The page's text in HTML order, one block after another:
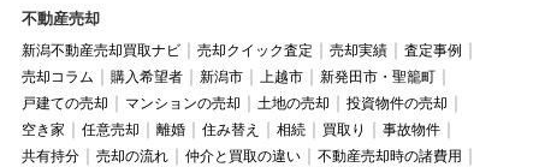
不動産売却
新潟不動産売却買取ナビ 売却クイック査定 売却実績
査定事例
売却コラム
購入希望者 新潟市 上越市
新発田市・聖籠町
戸建ての売却
マンションの売却 土地の売却
投資物件の売却
空き家
任意売却 離婚 住み替え 相続 買取り
事故物件
共有持分
売却の流れ 仲介と買取の違い
不動産売却時の諸費用